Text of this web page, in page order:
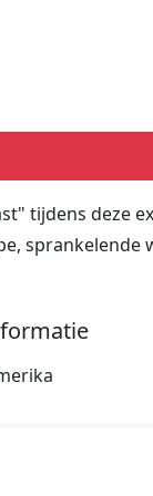
tijdens deze
sprankelende